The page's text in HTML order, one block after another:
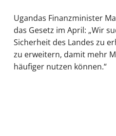
Ugandas Finanzminister
das Gesetz im April: „Wir
Sicherheit des Landes zu
zu erweitern, damit mehr
häufiger nutzen können.“